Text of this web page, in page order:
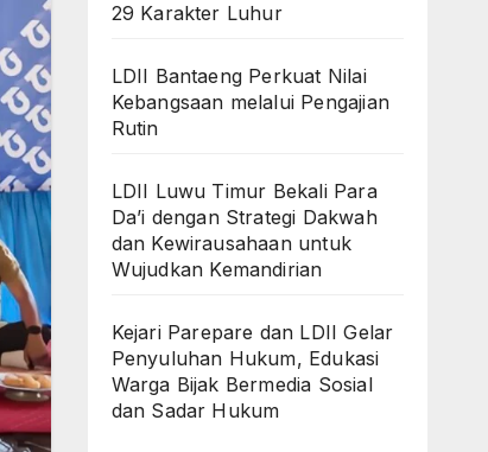
29 Karakter Luhur
LDII Bantaeng Perkuat Nilai
Kebangsaan melalui Pengajian
Rutin
LDII Luwu Timur Bekali Para
Da’i dengan Strategi Dakwah
dan Kewirausahaan untuk
Wujudkan Kemandirian
Kejari Parepare dan LDII Gelar
Penyuluhan Hukum, Edukasi
Warga Bijak Bermedia Sosial
dan Sadar Hukum